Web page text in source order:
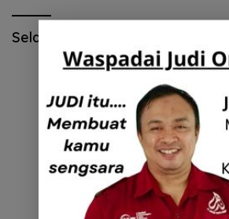
Selamat Hari Pendidikan Nasional